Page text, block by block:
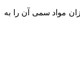
مواد سمی آن را به